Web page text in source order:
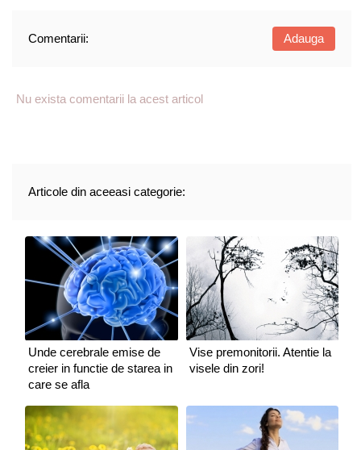
Comentarii: Adauga
Nu exista comentarii la acest articol
Articole din aceeasi categorie:
Unde cerebrale emise de
creier in functie de starea in
care se afla
Vise premonitorii. Atentie la
visele din zori!